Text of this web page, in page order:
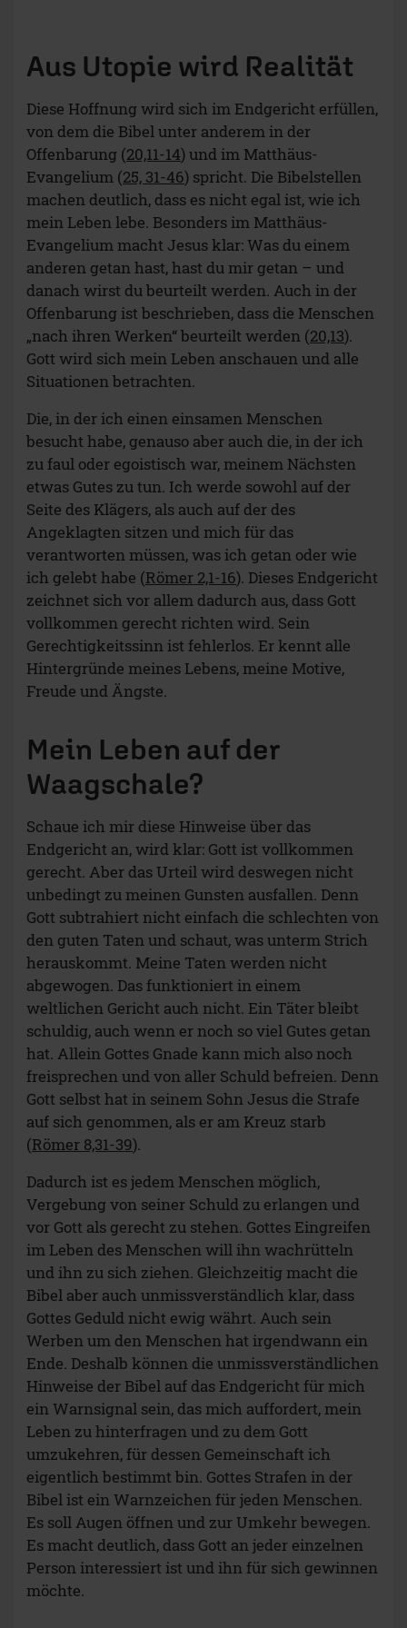
Aus Utopie wird Realität
Diese Hoffnung wird sich im Endgericht erfüllen,
von dem die Bibel unter anderem in der
Offenbarung (20,11-14) und im Matthäus-
Evangelium (25, 31-46) spricht. Die Bibelstellen
machen deutlich, dass es nicht egal ist, wie ich
mein Leben lebe. Besonders im Matthäus-
Evangelium macht Jesus klar: Was du einem
anderen getan hast, hast du mir getan – und
danach wirst du beurteilt werden. Auch in der
Offenbarung ist beschrieben, dass die Menschen
„nach ihren Werken“ beurteilt werden (20,13).
Gott wird sich mein Leben anschauen und alle
Situationen betrachten.
Die, in der ich einen einsamen Menschen
besucht habe, genauso aber auch die, in der ich
zu faul oder egoistisch war, meinem Nächsten
etwas Gutes zu tun. Ich werde sowohl auf der
Seite des Klägers, als auch auf der des
Angeklagten sitzen und mich für das
verantworten müssen, was ich getan oder wie
ich gelebt habe (Römer 2,1-16). Dieses Endgericht
zeichnet sich vor allem dadurch aus, dass Gott
vollkommen gerecht richten wird. Sein
Gerechtigkeitssinn ist fehlerlos. Er kennt alle
Hintergründe meines Lebens, meine Motive,
Freude und Ängste.
Mein Leben auf der
Waagschale?
Schaue ich mir diese Hinweise über das
Endgericht an, wird klar: Gott ist vollkommen
gerecht. Aber das Urteil wird deswegen nicht
unbedingt zu meinen Gunsten ausfallen. Denn
Gott subtrahiert nicht einfach die schlechten von
den guten Taten und schaut, was unterm Strich
herauskommt. Meine Taten werden nicht
abgewogen. Das funktioniert in einem
weltlichen Gericht auch nicht. Ein Täter bleibt
schuldig, auch wenn er noch so viel Gutes getan
hat. Allein Gottes Gnade kann mich also noch
freisprechen und von aller Schuld befreien. Denn
Gott selbst hat in seinem Sohn Jesus die Strafe
auf sich genommen, als er am Kreuz starb
(Römer 8,31-39).
Dadurch ist es jedem Menschen möglich,
Vergebung von seiner Schuld zu erlangen und
vor Gott als gerecht zu stehen. Gottes Eingreifen
im Leben des Menschen will ihn wachrütteln
und ihn zu sich ziehen. Gleichzeitig macht die
Bibel aber auch unmissverständlich klar, dass
Gottes Geduld nicht ewig währt. Auch sein
Werben um den Menschen hat irgendwann ein
Ende. Deshalb können die unmissverständlichen
Hinweise der Bibel auf das Endgericht für mich
ein Warnsignal sein, das mich auffordert, mein
Leben zu hinterfragen und zu dem Gott
umzukehren, für dessen Gemeinschaft ich
eigentlich bestimmt bin. Gottes Strafen in der
Bibel ist ein Warnzeichen für jeden Menschen.
Es soll Augen öffnen und zur Umkehr bewegen.
Es macht deutlich, dass Gott an jeder einzelnen
Person interessiert ist und ihn für sich gewinnen
möchte.